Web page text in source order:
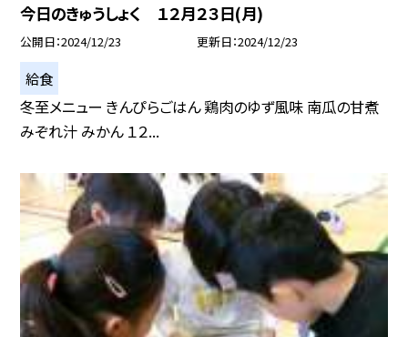
今日のきゅうしょく １２月２３日(月)
公開日 2024/12/23 更新日 2024/12/23
給食
冬至メニュー きんぴらごはん 鶏肉のゆず風味 南瓜の甘煮
みぞれ汁 みかん １２...